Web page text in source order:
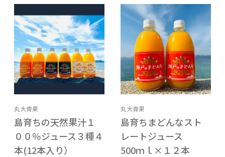
丸大青果
島育ちの天然果汁１
００％ジュース３種４
本(12本入り）
丸大青果
島育ちまどんなスト
レートジュース
500ｍｌ×１２本